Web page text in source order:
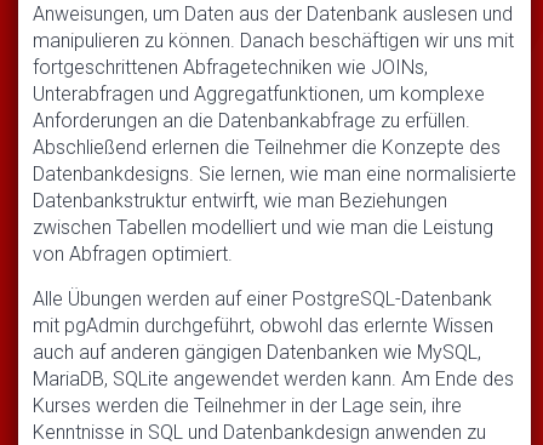
Anweisungen, um Daten aus der Datenbank auslesen und
manipulieren zu können. Danach beschäftigen wir uns mit
fortgeschrittenen Abfragetechniken wie JOINs,
Unterabfragen und Aggregatfunktionen, um komplexe
Anforderungen an die Datenbankabfrage zu erfüllen.
Abschließend erlernen die Teilnehmer die Konzepte des
Datenbankdesigns. Sie lernen, wie man eine normalisierte
Datenbankstruktur entwirft, wie man Beziehungen
zwischen Tabellen modelliert und wie man die Leistung
von Abfragen optimiert.
Alle Übungen werden auf einer PostgreSQL-Datenbank
mit pgAdmin durchgeführt, obwohl das erlernte Wissen
auch auf anderen gängigen Datenbanken wie MySQL,
MariaDB, SQLite angewendet werden kann. Am Ende des
Kurses werden die Teilnehmer in der Lage sein, ihre
Kenntnisse in SQL und Datenbankdesign anwenden zu